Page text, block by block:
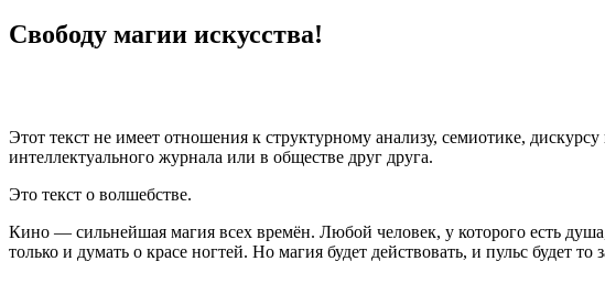
Свободу магии искусства!
Этот текст не имеет отношения к структурному анализу, семиотике,
интеллектуального журнала или в обществе друг друга.
Это текст о волшебстве.
Кино — сильнейшая магия всех времён. Любой человек, у которого есть
только и думать о красе ногтей. Но магия будет действовать, и пульс будет то